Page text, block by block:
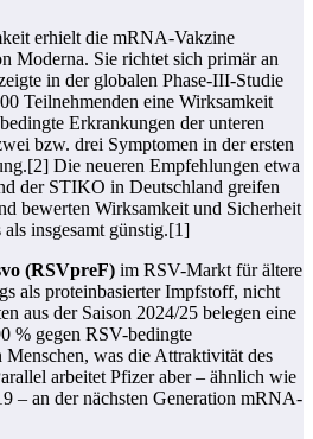
erhielt die mRNA-Vakzine
Moderna. Sie richtet sich primär an
in der globalen Phase‑III-Studie
Teilnehmenden eine Wirksamkeit
Erkrankungen der unteren
bzw. drei Symptomen in der ersten
Die neueren Empfehlungen etwa
der STIKO in Deutschland greifen
bewerten Wirksamkeit und Sicherheit
insgesamt günstig.[1]
(RSVpreF) im RSV-Markt für ältere
als proteinbasierter Impfstoff, nicht
aus der Saison 2024/25 belegen eine
% gegen RSV-bedingte
was die Attraktivität des
arbeitet Pfizer aber – ähnlich wie
– an der nächsten Generation mRNA-